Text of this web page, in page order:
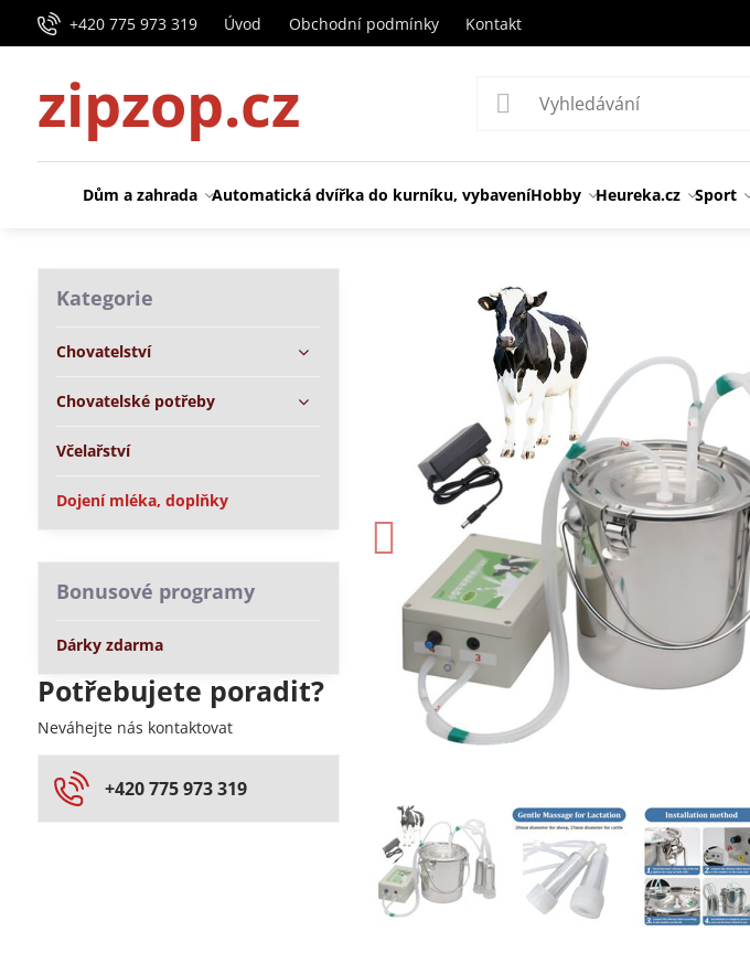
+420 775 973 319 Úvod Obchodní podmínky Kontakt
zipzop.cz
Dům a zahrada Automatická dvířka do kurníku, vybaveníHobby Heureka.cz Sport
Kategorie
Chovatelství
Chovatelské potřeby
Včelařství
Dojení mléka, doplňky
Bonusové programy
Dárky zdarma
Potřebujete poradit?
Neváhejte nás kontaktovat
+420 775 973 319